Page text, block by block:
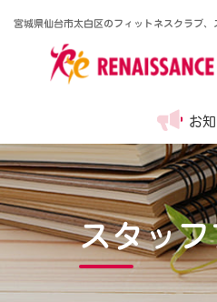
宮城県仙台市太白区のフィットネスクラブ
お
スタッ